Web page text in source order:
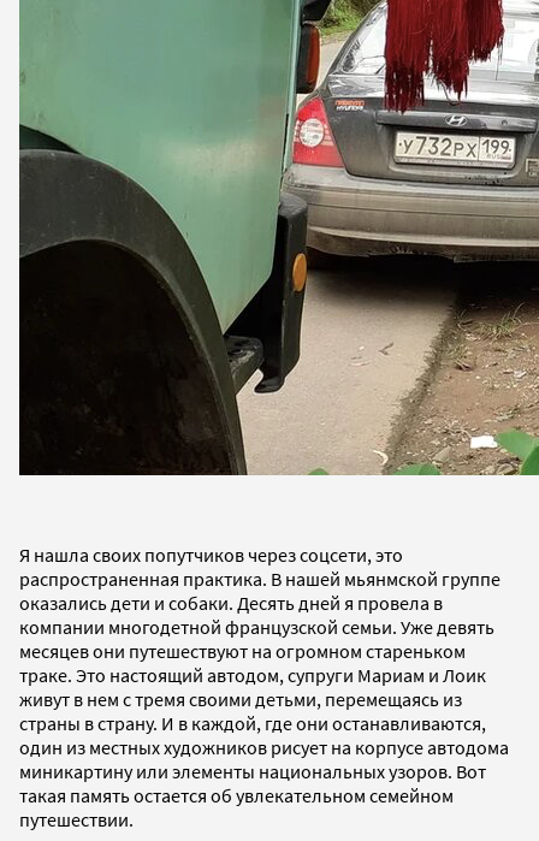
Я нашла своих попутчиков через соцсети, это
распространенная практика. В нашей мьянмской группе
оказались дети и собаки. Десять дней я провела в
компании многодетной французской семьи. Уже девять
месяцев они путешествуют на огромном стареньком
траке. Это настоящий автодом, супруги Мариам и Лоик
живут в нем с тремя своими детьми, перемещаясь из
страны в страну. И в каждой, где они останавливаются,
один из местных художников рисует на корпусе автодома
миникартину или элементы национальных узоров. Вот
такая память остается об увлекательном семейном
путешествии.